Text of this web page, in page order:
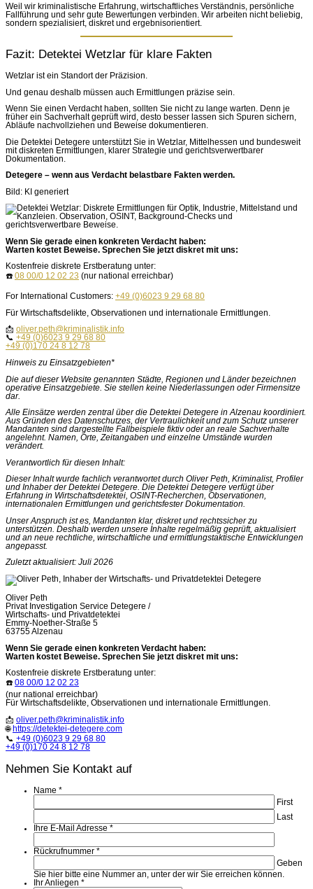
Weil wir kriminalistische Erfahrung, wirtschaftliches Verständnis, persönliche
Fallführung und sehr gute Bewertungen verbinden. Wir arbeiten nicht beliebig,
sondern spezialisiert, diskret und ergebnisorientiert.
Fazit: Detektei Wetzlar für klare Fakten
Wetzlar ist ein Standort der Präzision.
Und genau deshalb müssen auch Ermittlungen präzise sein.
Wenn Sie einen Verdacht haben, sollten Sie nicht zu lange warten. Denn je
früher ein Sachverhalt geprüft wird, desto besser lassen sich Spuren sichern,
Abläufe nachvollziehen und Beweise dokumentieren.
Die Detektei Detegere unterstützt Sie in Wetzlar, Mittelhessen und bundesweit
mit diskreten Ermittlungen, klarer Strategie und gerichtsverwertbarer
Dokumentation.
Detegere – wenn aus Verdacht belastbare Fakten werden.
Bild: KI generiert
Wenn Sie gerade einen konkreten Verdacht haben:
Warten kostet Beweise. Sprechen Sie jetzt diskret mit uns:
Kostenfreie diskrete Erstberatung unter:
☎️ 08 00/0 12 02 23 (nur national erreichbar)
For International Customers: +49 (0)6023 9 29 68 80
Für Wirtschaftsdelikte, Observationen und internationale Ermittlungen.
📩 oliver.peth@kriminalistik.info
📞 +49 (0)6023 9 29 68 80
+49 (0)170 24 8 12 78
Hinweis zu Einsatzgebieten*
Die auf dieser Website genannten Städte, Regionen und Länder bezeichnen
operative Einsatzgebiete. Sie stellen keine Niederlassungen oder Firmensitze
dar.
Alle Einsätze werden zentral über die Detektei Detegere in Alzenau koordiniert.
Aus Gründen des Datenschutzes, der Vertraulichkeit und zum Schutz unserer
Mandanten sind dargestellte Fallbeispiele fiktiv oder an reale Sachverhalte
angelehnt. Namen, Orte, Zeitangaben und einzelne Umstände wurden
verändert.
Verantwortlich für diesen Inhalt:
Dieser Inhalt wurde fachlich verantwortet durch Oliver Peth, Kriminalist, Profiler
und Inhaber der Detektei Detegere. Die Detektei Detegere verfügt über
Erfahrung in Wirtschaftsdetektei, OSINT-Recherchen, Observationen,
internationalen Ermittlungen und gerichtsfester Dokumentation.
Unser Anspruch ist es, Mandanten klar, diskret und rechtssicher zu
unterstützen. Deshalb werden unsere Inhalte regelmäßig geprüft, aktualisiert
und an neue rechtliche, wirtschaftliche und ermittlungstaktische Entwicklungen
angepasst.
Zuletzt aktualisiert: Juli 2026
Oliver Peth
Privat Investigation Service Detegere /
Wirtschafts- und Privatdetektei
Emmy-Noether-Straße 5
63755 Alzenau
Wenn Sie gerade einen konkreten Verdacht haben:
Warten kostet Beweise. Sprechen Sie jetzt diskret mit uns:
Kostenfreie diskrete Erstberatung unter:
☎️ 08 00/0 12 02 23
(nur national erreichbar)
Für Wirtschaftsdelikte, Observationen und internationale Ermittlungen.
📩 oliver.peth@kriminalistik.info
🌐 https://detektei-detegere.com
📞 +49 (0)6023 9 29 68 80
+49 (0)170 24 8 12 78
Nehmen Sie Kontakt auf
Name *
First
Last
Ihre E-Mail Adresse *
Rückrufnummer *
Geben
Sie hier bitte eine Nummer an, unter der wir Sie erreichen können.
Ihr Anliegen *